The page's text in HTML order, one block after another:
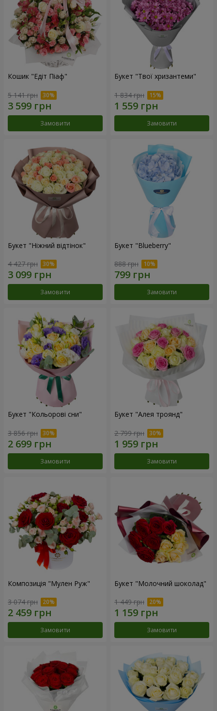
Кошик "Едіт Піаф"
5 141 грн
Замовити
Букет "Твої хризантеми"
1 834 грн
Замовити
Букет "Ніжний відтінок"
4 427 грн
Замовити
Букет "Blueberry"
888 грн
Замовити
Букет "Кольорові сни"
3 856 грн
Замовити
Букет "Алея троянд"
2 799 грн
Замовити
Композиція "Мулен Руж"
3 074 грн
Замовити
Букет "Молочний шоколад"
1 449 грн
Замовити